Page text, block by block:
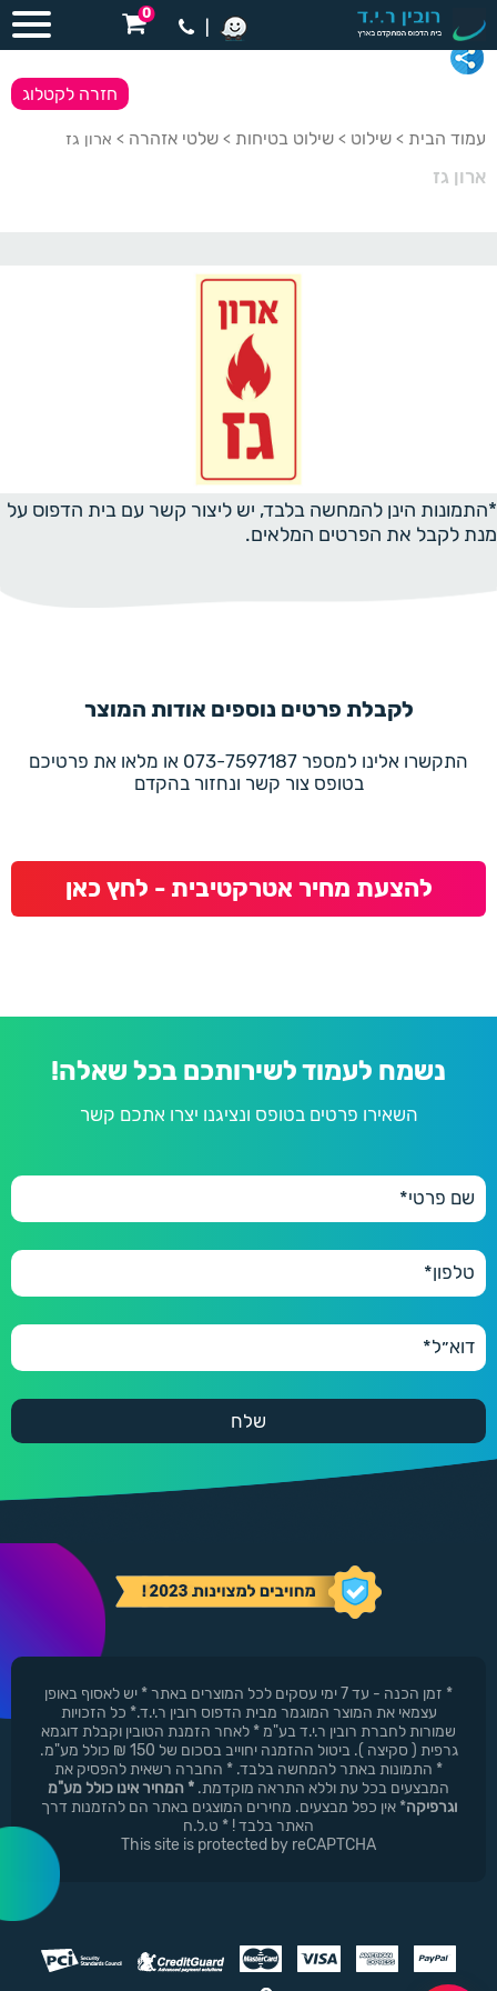
0
עמוד הבית > שילוט > שילוט בטיחות > שלטי אזהרה > ארון גז
ארון גז
חזרה לקטלוג
*התמונות הינן להמחשה בלבד, יש ליצור קשר עם בית הדפוס על
מנת לקבל את הפרטים המלאים.
לקבלת פרטים נוספים אודות המוצר
התקשרו אלינו למספר 073-7597187 או מלאו את פרטיכם
בטופס צור קשר ונחזור בהקדם
להצעת מחיר אטרקטיבית - לחץ כאן
נשמח לעמוד לשירותכם בכל שאלה!
השאירו פרטים בטופס ונציגנו יצרו אתכם קשר
* זמן הכנה - עד 7 ימי עסקים לכל המוצרים באתר * יש לאסוף באופן
עצמאי את המוצר המוגמר מבית הדפוס רובין ר.י.ד.* כל הזכויות
שמורות לחברת רובין ר.י.ד בע"מ * לאחר הזמנת הטובין וקבלת דוגמא
גרפית ( סקיצה ). ביטול ההזמנה יחוייב בסכום של 150 ₪ כולל מע"מ.
* התמונות באתר להמחשה בלבד. * החברה רשאית להפסיק את
המבצעים בכל עת וללא התראה מוקדמת. * המחיר אינו כולל מע"מ
וגרפיקה* אין כפל מבצעים. מחירים המוצגים באתר הם להזמנות דרך
האתר בלבד ! * ט.ל.ח
This site is protected by reCAPTCHA